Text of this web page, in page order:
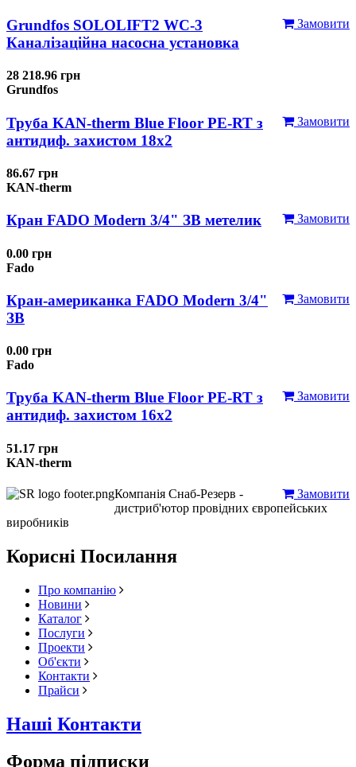
Замовити
Grundfos SOLOLIFT2 WC-3
Каналізаційна насосна установка
28 218.96 грн
Grundfos
Замовити
Труба KAN-therm Blue Floor PE-RT з
антидиф. захистом 18х2
86.67 грн
KAN-therm
Замовити
Кран FADO Modern 3/4" ЗВ метелик
0.00 грн
Fado
Замовити
Кран-американка FADO Modern 3/4"
ЗВ
0.00 грн
Fado
Замовити
Труба KAN-therm Blue Floor PE-RT з
антидиф. захистом 16х2
51.17 грн
KAN-therm
Замовити
Компанія Снаб-Резерв -
дистриб'ютор провідних європейських
виробників
Корисні Посилання
Про компанію
Новини
Каталог
Послуги
Проекти
Об'єкти
Контакти
Прайси
Наші Контакти
Форма підписки